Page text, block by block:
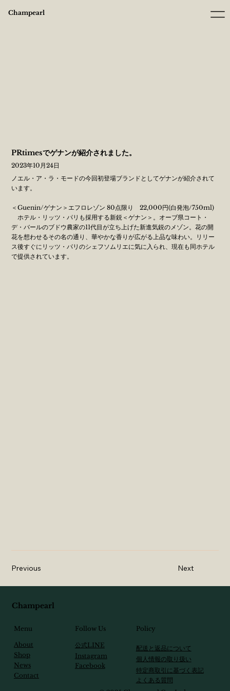
Champearl
PRtimesでゲナンが紹介されました。
2023年10月24日
ノエル・ア・ラ・モードの今回初登場ブランドとしてゲナンが紹介されて
います。
＜Guenin/ゲナン＞エフロレゾン 80点限り 22,000円(白発泡/750ml)
ホテル・リッツ・パリも採用する新鋭＜ゲナン＞。オーブ県コート・
デ・バールのブドウ農家の11代目が立ち上げた新進気鋭のメゾン。花の開
花を想わせるその名の通り、華やかな香りが広がる上品な味わい。リリー
ス後すぐにリッツ・パリのシェフソムリエに気に入られ、現在も同ホテル
で提供されています。
Previous Next
Champearl
Menu
About
Shop
News
Contact
Follow Us
​公式LINE
Instagram
Facebook
Policy
配送と返品について
個人情報の取り扱い
特定商取引に基づく表記
​よくある質問